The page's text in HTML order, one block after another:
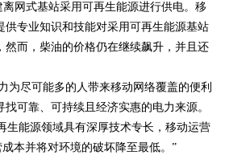
网式基站采用可再生能源进行供电。移
专业知识和技能对采用可再生能源基站
而，柴油的价格仍在继续飙升，并且还
为尽可能多的人带来移动网络覆盖的便利
可靠、可持续且经济实惠的电力来源。
生能源领域具有深厚技术专长，移动运营
本并将对环境的破坏降至最低。”